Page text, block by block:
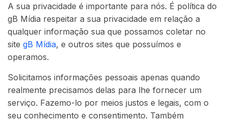
A sua privacidade é importante para nós. É política do
gB Mídia respeitar a sua privacidade em relação a
qualquer informação sua que possamos coletar no
site gB Mídia, e outros sites que possuímos e
operamos.
Solicitamos informações pessoais apenas quando
realmente precisamos delas para lhe fornecer um
serviço. Fazemo-lo por meios justos e legais, com o
seu conhecimento e consentimento. Também